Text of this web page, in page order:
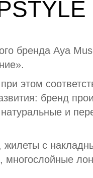
бренда Aya
этом
бренд
и
жилеты с
многослойные